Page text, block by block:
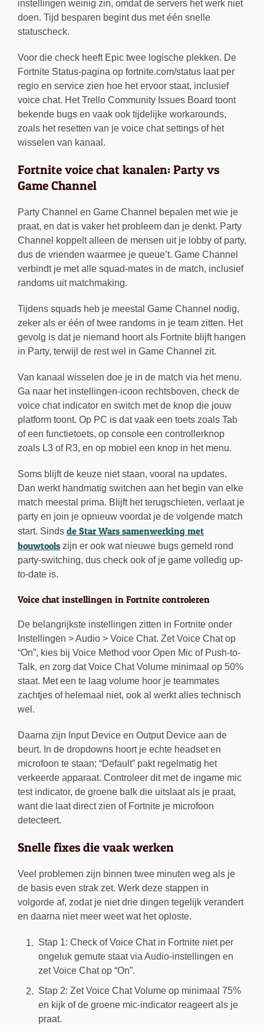
instellingen weinig zin, omdat de servers het werk niet
doen. Tijd besparen begint dus met één snelle
statuscheck.
Voor die check heeft Epic twee logische plekken. De
Fortnite Status-pagina op fortnite.com/status laat per
regio en service zien hoe het ervoor staat, inclusief
voice chat. Het Trello Community Issues Board toont
bekende bugs en vaak ook tijdelijke workarounds,
zoals het resetten van je voice chat settings of het
wisselen van kanaal.
Fortnite voice chat kanalen: Party vs
Game Channel
Party Channel en Game Channel bepalen met wie je
praat, en dat is vaker het probleem dan je denkt. Party
Channel koppelt alleen de mensen uit je lobby of party,
dus de vrienden waarmee je queue’t. Game Channel
verbindt je met alle squad-mates in de match, inclusief
randoms uit matchmaking.
Tijdens squads heb je meestal Game Channel nodig,
zeker als er één of twee randoms in je team zitten. Het
gevolg is dat je niemand hoort als Fortnite blijft hangen
in Party, terwijl de rest wel in Game Channel zit.
Van kanaal wisselen doe je in de match via het menu.
Ga naar het instellingen-icoon rechtsboven, check de
voice chat indicator en switch met de knop die jouw
platform toont. Op PC is dat vaak een toets zoals Tab
of een functietoets, op console een controllerknop
zoals L3 of R3, en op mobiel een knop in het menu.
Soms blijft de keuze niet staan, vooral na updates.
Dan werkt handmatig switchen aan het begin van elke
match meestal prima. Blijft het terugschieten, verlaat je
party en join je opnieuw voordat je de volgende match
start. Sinds de Star Wars samenwerking met
bouwtools zijn er ook wat nieuwe bugs gemeld rond
party-switching, dus check ook of je game volledig up-
to-date is.
Voice chat instellingen in Fortnite controleren
De belangrijkste instellingen zitten in Fortnite onder
Instellingen > Audio > Voice Chat. Zet Voice Chat op
“On”, kies bij Voice Method voor Open Mic of Push-to-
Talk, en zorg dat Voice Chat Volume minimaal op 50%
staat. Met een te laag volume hoor je teammates
zachtjes of helemaal niet, ook al werkt alles technisch
wel.
Daarna zijn Input Device en Output Device aan de
beurt. In de dropdowns hoort je echte headset en
microfoon te staan; “Default” pakt regelmatig het
verkeerde apparaat. Controleer dit met de ingame mic
test indicator, de groene balk die uitslaat als je praat,
want die laat direct zien of Fortnite je microfoon
detecteert.
Snelle fixes die vaak werken
Veel problemen zijn binnen twee minuten weg als je
de basis even strak zet. Werk deze stappen in
volgorde af, zodat je niet drie dingen tegelijk verandert
en daarna niet meer weet wat het oploste.
Stap 1: Check of Voice Chat in Fortnite niet per
ongeluk gemute staat via Audio-instellingen en
zet Voice Chat op “On”.
Stap 2: Zet Voice Chat Volume op minimaal 75%
en kijk of de groene mic-indicator reageert als je
praat.